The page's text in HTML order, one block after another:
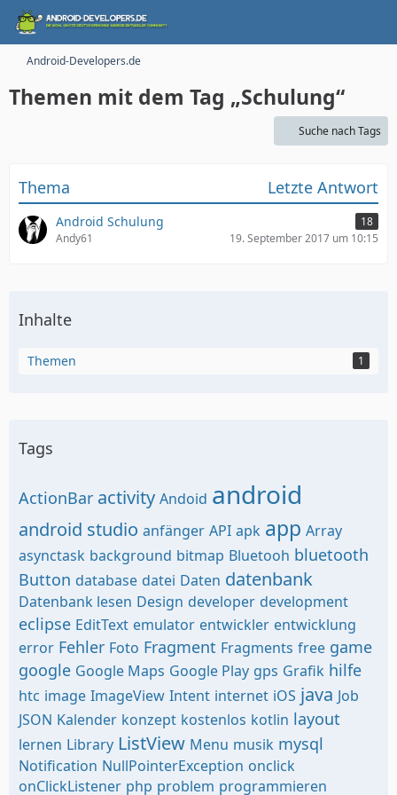
Android-Developers.de
Themen mit dem Tag „Schulung“
Suche nach Tags
Thema Letzte Antwort
Android Schulung
18
Andy61
19. September 2017 um 10:15
Inhalte
Themen 1
Tags
ActionBar activity Andoid android
android studio anfänger API apk app Array
asynctask background bitmap Bluetooh bluetooth
Button database datei Daten datenbank
Datenbank lesen Design developer development
eclipse EditText emulator entwickler entwicklung
error Fehler Foto Fragment Fragments free game
google Google Maps Google Play gps Grafik hilfe
htc image ImageView Intent internet iOS java Job
JSON Kalender konzept kostenlos kotlin layout
lernen Library ListView Menu musik mysql
Notification NullPointerException onclick
onClickListener php problem programmieren